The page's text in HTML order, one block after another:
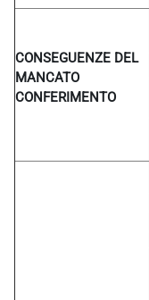
CONSEGUENZE DEL
MANCATO
CONFERIMENTO